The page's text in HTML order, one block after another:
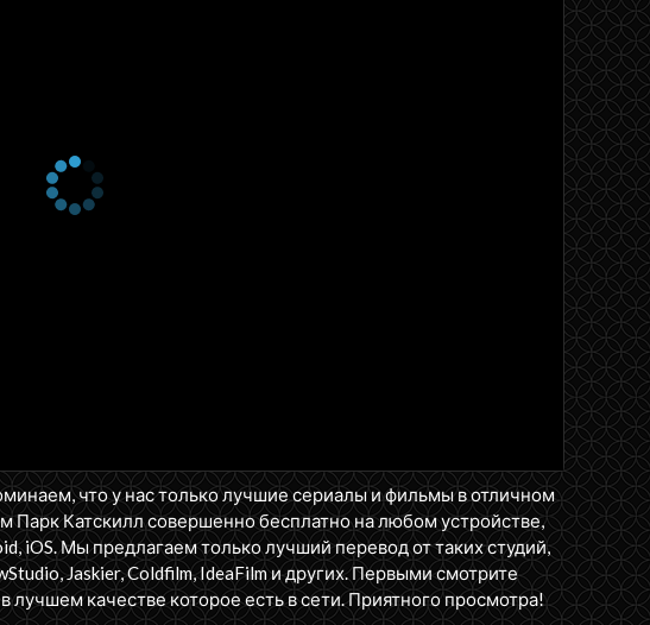
что у нас только лучшие сериалы и фильмы в отличном
Катскилл совершенно бесплатно на любом устройстве,
iOS. Мы предлагаем только лучший перевод от таких студий,
Jaskier, Coldfilm, IdeaFilm и других. Первыми смотрите
лучшем качестве которое есть в сети. Приятного просмотра!